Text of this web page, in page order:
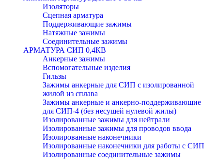
Изоляторы
Сцепная арматура
Поддерживающие зажимы
Натяжные зажимы
Соединительные зажимы
АРМАТУРА СИП 0,4КВ
Анкерные зажимы
Вспомогательные изделия
Гильзы
Зажимы анкерные для СИП с изолированной
жилой из сплава
Зажимы анкерные и анкерно-поддерживающие
для СИП-4 (без несущей нулевой жилы)
Изолированные зажимы для нейтрали
Изолированные зажимы для проводов ввода
Изолированные наконечники
Изолированные наконечники для работы с СИП
Изолированные соединительные зажимы